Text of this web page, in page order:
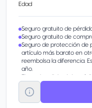
Edad
Seguro gratuito de
Seguro gratuito de
Seguro de protección de
artículo más barato en
reembolsa la diferencia.
año.
Firmar la solicitud de
historial crediticio. Todas
de crédito